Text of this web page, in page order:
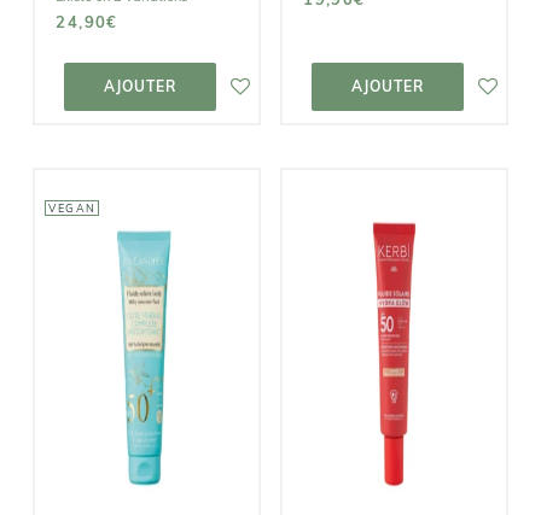
24,90€
AJOUTER
AJOUTER AU
PANIER
AJOUTER
AJOUTER AU
PANIER
VEGAN
LA CANOPÉE
Fluide solaire
lacté SPF50+
très haute
protection
KERBI
Fluide solaire
Glow visage